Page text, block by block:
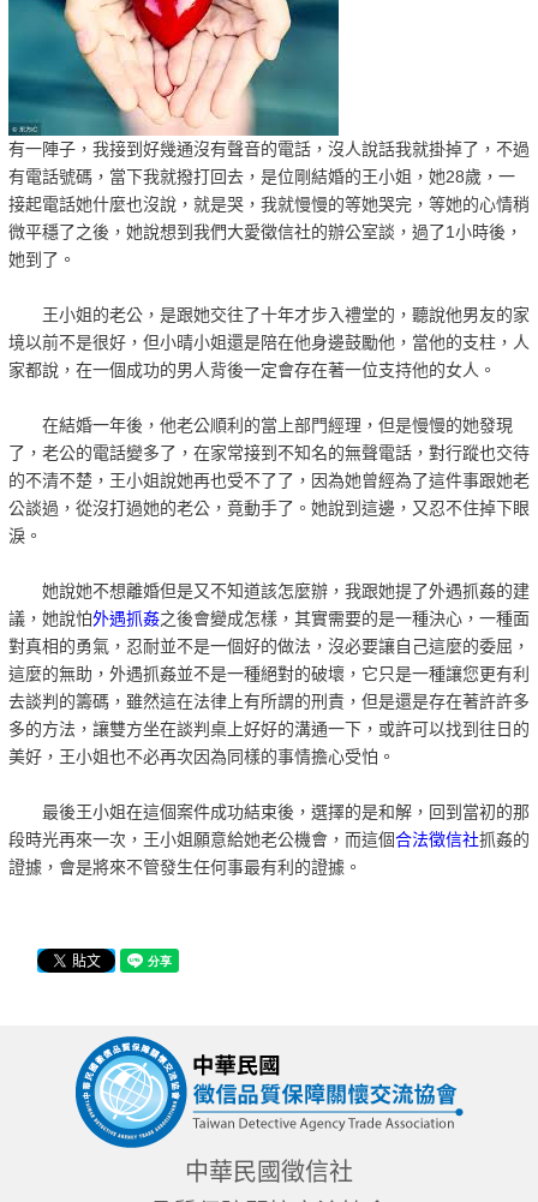
有一陣子，我接到好幾通沒有聲音的電話，沒人說話我就掛掉了，不過
有電話號碼，當下我就撥打回去，是位剛結婚的王小姐，她28歲，一
接起電話她什麼也沒說，就是哭，我就慢慢的等她哭完，等她的心情稍
微平穩了之後，她說想到我們大愛徵信社的辦公室談，過了1小時後，
她到了。
王小姐的老公，是跟她交往了十年才步入禮堂的，聽說他男友的家
境以前不是很好，但小晴小姐還是陪在他身邊鼓勵他，當他的支柱，人
家都說，在一個成功的男人背後一定會存在著一位支持他的女人。
在結婚一年後，他老公順利的當上部門經理，但是慢慢的她發現
了，老公的電話變多了，在家常接到不知名的無聲電話，對行蹤也交待
的不清不楚，王小姐說她再也受不了了，因為她曾經為了這件事跟她老
公談過，從沒打過她的老公，竟動手了。她說到這邊，又忍不住掉下眼
淚。
她說她不想離婚但是又不知道該怎麼辦，我跟她提了外遇抓姦的建
議，她說怕外遇抓姦之後會變成怎樣，其實需要的是一種決心，一種面
對真相的勇氣，忍耐並不是一個好的做法，沒必要讓自己這麼的委屈，
這麼的無助，外遇抓姦並不是一種絕對的破壞，它只是一種讓您更有利
去談判的籌碼，雖然這在法律上有所謂的刑責，但是還是存在著許許多
多的方法，讓雙方坐在談判桌上好好的溝通一下，或許可以找到往日的
美好，王小姐也不必再次因為同樣的事情擔心受怕。
最後王小姐在這個案件成功結束後，選擇的是和解，回到當初的那
段時光再來一次，王小姐願意給她老公機會，而這個合法徵信社抓姦的
證據，會是將來不管發生任何事最有利的證據。
中華民國徵信社